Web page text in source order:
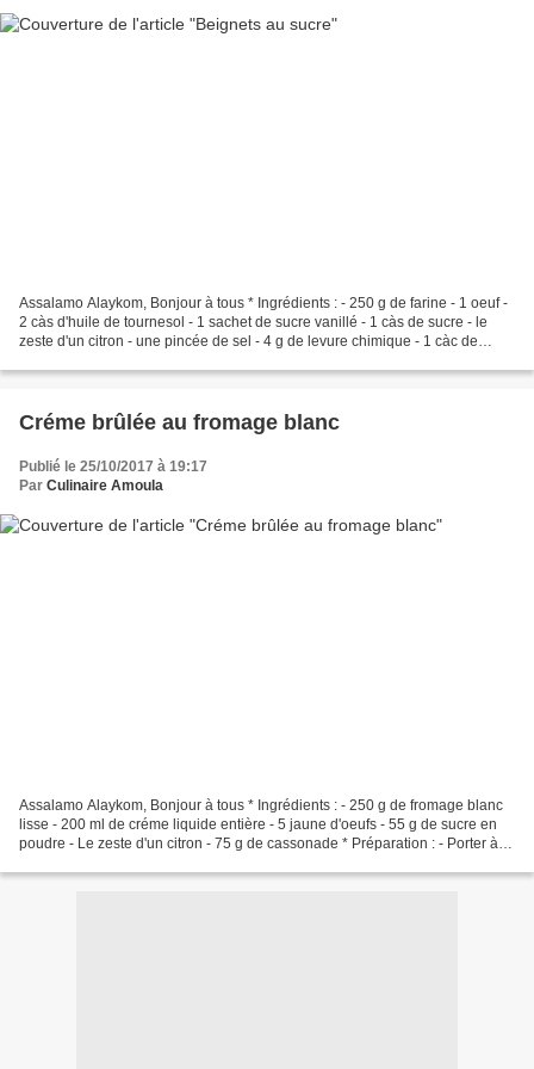
Assalamo Alaykom, Bonjour à tous * Ingrédients : - 250 g de farine - 1 oeuf -
2 càs d'huile de tournesol - 1 sachet de sucre vanillé - 1 càs de sucre - le
zeste d'un citron - une pincée de sel - 4 g de levure chimique - 1 càc de
Créme brûlée au fromage blanc
Publié le 25/10/2017 à 19:17
Par Culinaire Amoula
Assalamo Alaykom, Bonjour à tous * Ingrédients : - 250 g de fromage blanc
lisse - 200 ml de créme liquide entière - 5 jaune d'oeufs - 55 g de sucre en
poudre - Le zeste d'un citron - 75 g de cassonade * Préparation : - Porter à